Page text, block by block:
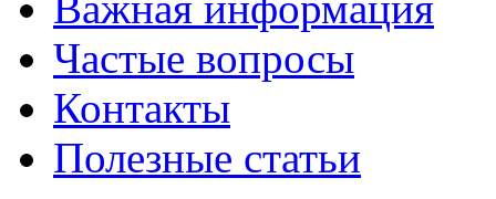
Частые вопросы
Контакты
Полезные статьи